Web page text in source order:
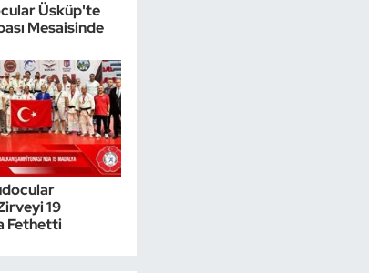
Üsküp'te
Mesaisinde
19
Fethetti